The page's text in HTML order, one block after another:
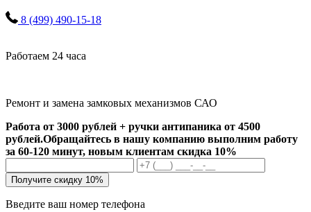
8 (499) 490-15-18
Работаем 24 часа
Ремонт и замена замковых механизмов САО
Работа от 3000 рублей + ручки антипаника от 4500
рублей.Обращайтесь в нашу компанию выполним работу
за 60-120 минут, новым клиентам скидка 10%
Получите скидку 10%
Введите ваш номер телефона